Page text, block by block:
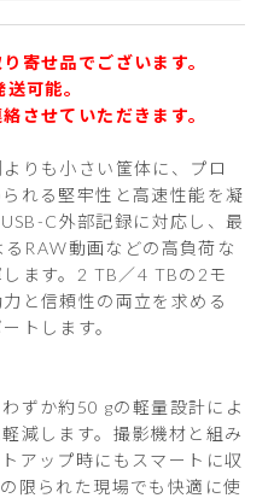
寄せ品でございます。
可能。
させていただきます。
りも小さい筐体に、プロ
れる堅牢性と高速性能を凝
C外部記録に対応し、最
RAW動画などの高負荷な
ます。2 TB／4 TBの2モ
と信頼性の両立を求める
トします。
ずか約50 gの軽量設計によ
減します。撮影機材と組み
アップ時にもスマートに収
限られた現場でも快適に使